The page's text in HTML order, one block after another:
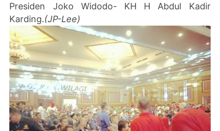
Presiden Joko Widodo- KH H Abdul Kadir
Karding.(JP-Lee)